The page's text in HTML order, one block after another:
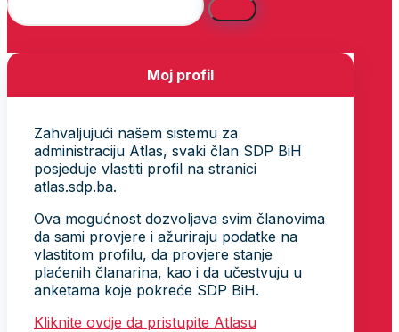
Moj profil
Zahvaljujući našem sistemu za
administraciju Atlas, svaki član SDP BiH
posjeduje vlastiti profil na stranici
atlas.sdp.ba.
Ova mogućnost dozvoljava svim članovima
da sami provjere i ažuriraju podatke na
vlastitom profilu, da provjere stanje
plaćenih članarina, kao i da učestvuju u
anketama koje pokreće SDP BiH.
Kliknite ovdje da pristupite Atlasu